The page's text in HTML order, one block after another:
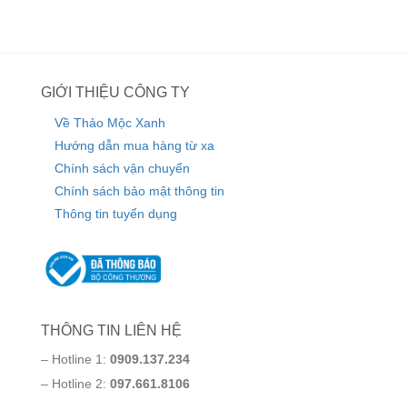
GIỚI THIỆU CÔNG TY
Về Thảo Mộc Xanh
Hướng dẫn mua hàng từ xa
Chính sách vận chuyển
Chính sách bảo mật thông tin
Thông tin tuyển dụng
THÔNG TIN LIÊN HỆ
– Hotline 1: 0909.137.234
– Hotline 2: 097.661.8106